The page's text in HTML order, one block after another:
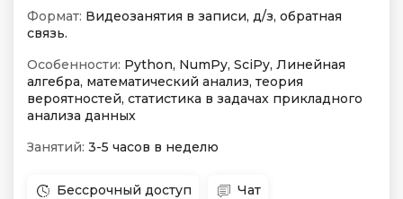
Формат: Видеозанятия в записи, д/з, обратная
связь.
Особенности: Python, NumPy, SciPy, Линейная
алгебра, математический анализ, теория
вероятностей, статистика в задачах прикладного
анализа данных
Занятий: 3-5 часов в неделю
Бессрочный доступ Чат